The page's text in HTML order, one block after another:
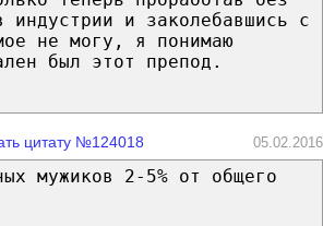
и заколебавшись с
не могу, я понимаю
был этот препод.
цитату №124018 05.02.2016
мужиков 2-5% от общего